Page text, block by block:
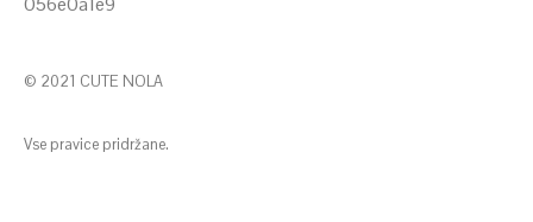
© 2021 CUTE NOLA
Vse pravice pridržane.